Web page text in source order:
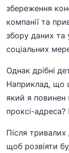
збереження
компанії та
збору даних та
соціальних
Однак дрібні
Наприклад, що
який я повинен
проксі-
Після
щоб розвіяти